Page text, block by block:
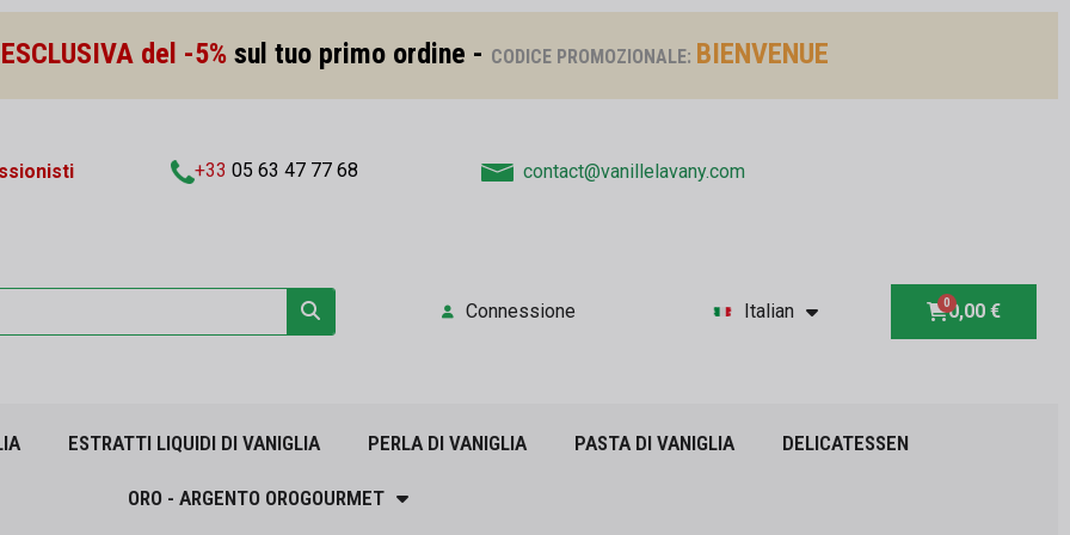
del -5%sul tuo primo ordine - CODICE PROMOZIONALE: BIENVENUE
+33 05 63 47 77 68 contact@vanillelavany.com
Connessione Italian 0,00 €
ESTRATTI LIQUIDI DI VANIGLIA PERLA DI VANIGLIA PASTA DI VANIGLIA DELICATESSEN
ORO - ARGENTO OROGOURMET